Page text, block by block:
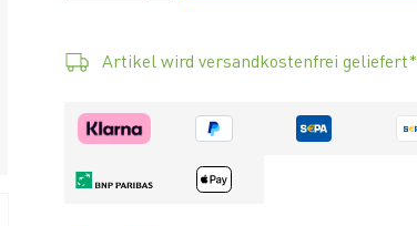
Artikel wird versandkostenfrei geliefert*